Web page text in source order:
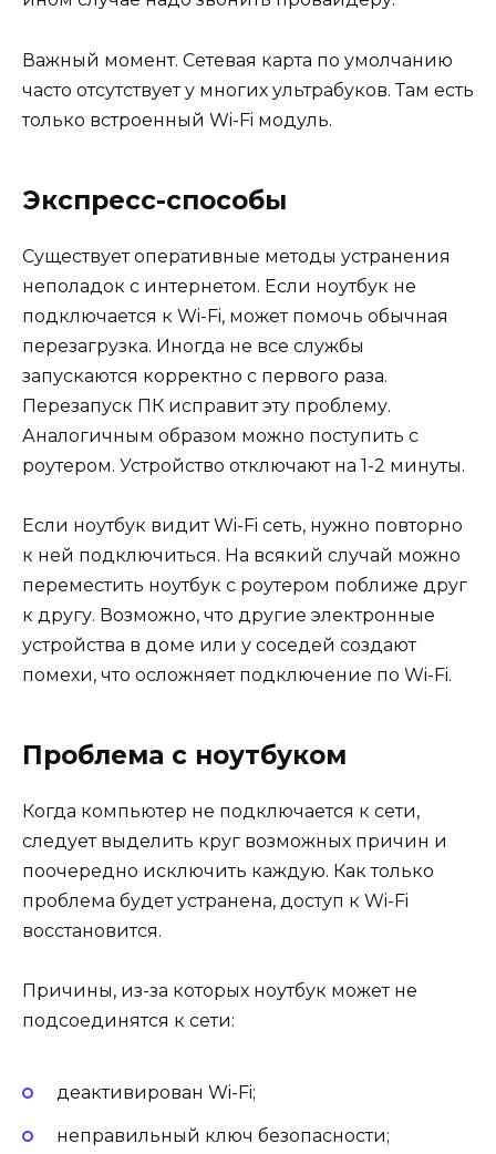
Важный момент. Сетевая карта по умолчанию
часто отсутствует у многих ультрабуков. Там есть
только встроенный Wi-Fi модуль.
Экспресс-способы
Существует оперативные методы устранения
неполадок с интернетом. Если ноутбук не
подключается к Wi-Fi, может помочь обычная
перезагрузка. Иногда не все службы
запускаются корректно с первого раза.
Перезапуск ПК исправит эту проблему.
Аналогичным образом можно поступить с
роутером. Устройство отключают на 1-2 минуты.
Если ноутбук видит Wi-Fi сеть, нужно повторно
к ней подключиться. На всякий случай можно
переместить ноутбук с роутером поближе друг
к другу. Возможно, что другие электронные
устройства в доме или у соседей создают
помехи, что осложняет подключение по Wi-Fi.
Проблема с ноутбуком
Когда компьютер не подключается к сети,
следует выделить круг возможных причин и
поочередно исключить каждую. Как только
проблема будет устранена, доступ к Wi-Fi
восстановится.
Причины, из-за которых ноутбук может не
подсоединятся к сети:
деактивирован Wi-Fi;
неправильный ключ безопасности;